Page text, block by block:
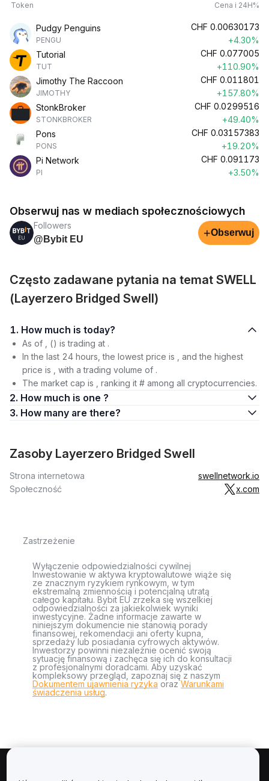
Token Cena i 24H%
Pudgy Penguins
PENGU
CHF 0.00630173
+4.30%
Tutorial
TUT
CHF 0.077005
+110.90%
Jimothy The Raccoon
JIMOTHY
CHF 0.011801
+157.80%
StonkBroker
STONKBROKER
CHF 0.0299516
+49.40%
Pons
PONS
CHF 0.03157383
+19.20%
Pi Network
PI
CHF 0.091173
+3.50%
Obserwuj nas w mediach społecznościowych
Followers
@Bybit EU
+Obserwuj
Często zadawane pytania na temat SWELL
(Layerzero Bridged Swell)
1. How much is today?
As of , () is trading at .
In the last 24 hours, the lowest price is , and the highest
price is , with a trading volume of .
The market cap is , ranking it # among all cryptocurrencies.
2. How much is one ?
3. How many are there?
Zasoby Layerzero Bridged Swell
Strona internetowa
swellnetwork.io
Społeczność
x.com
Zastrzeżenie
Wyłączenie odpowiedzialności cywilnej
Inwestowanie w aktywa kryptowalutowe wiąże się
ze znacznym ryzykiem rynkowym, w tym
ekstremalną zmiennością i potencjalną utratą
całego kapitału. Bybit EU zrzeka się wszelkiej
odpowiedzialności za jakiekolwiek wyniki
inwestycyjne. Żadne informacje zawarte w
niniejszym dokumencie nie stanowią porady
finansowej, rekomendacji ani oferty kupna,
sprzedaży lub posiadania cyfrowych aktywów.
Inwestorzy powinni niezależnie ocenić swoją
sytuację finansową i zachęca się ich do konsultacji
z profesjonalnymi doradcami. Aby uzyskać
kompleksowy przegląd, zapoznaj się z naszym
Dokumentem ujawnienia ryzyka orazWarunkami
świadczenia usług.
Informacje